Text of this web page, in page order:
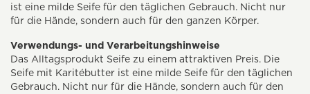
ist eine milde Seife für den täglichen Gebrauch. Nicht nur
für die Hände, sondern auch für den ganzen Körper.
Verwendungs- und Verarbeitungshinweise
Das Alltagsprodukt Seife zu einem attraktiven Preis. Die
Seife mit Karitébutter ist eine milde Seife für den täglichen
Gebrauch. Nicht nur für die Hände, sondern auch für den